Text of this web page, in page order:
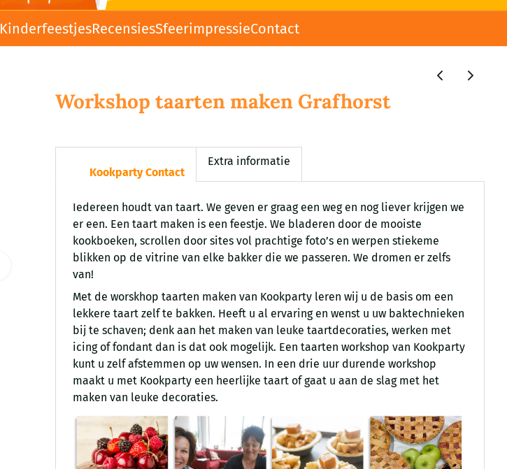
KinderfeestjesRecensiesSfeerimpressieContact
Workshop taarten maken Grafhorst
Kookparty Contact
Extra informatie
Iedereen houdt van taart. We geven er graag een weg en nog liever krijgen we
er een. Een taart maken is een feestje. We bladeren door de mooiste
kookboeken, scrollen door sites vol prachtige foto’s en werpen stiekeme
blikken op de vitrine van elke bakker die we passeren. We dromen er zelfs
van!
Met de worskhop taarten maken van Kookparty leren wij u de basis om een
lekkere taart zelf te bakken. Heeft u al ervaring en wenst u uw baktechnieken
bij te schaven; denk aan het maken van leuke taartdecoraties, werken met
icing of fondant dan is dat ook mogelijk. Een taarten workshop van Kookparty
kunt u zelf afstemmen op uw wensen. In een drie uur durende workshop
maakt u met Kookparty een heerlijke taart of gaat u aan de slag met het
maken van leuke decoraties.